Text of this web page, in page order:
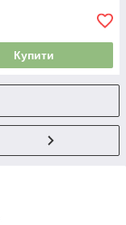
Купити